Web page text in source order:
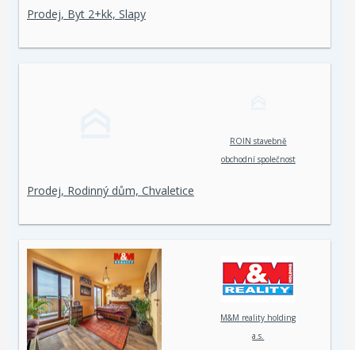
Prodej, Byt 2+kk, Slapy
ROIN stavebně
obchodní společnost
Prodej, Rodinný dům, Chvaletice
M&M reality holding
a.s.